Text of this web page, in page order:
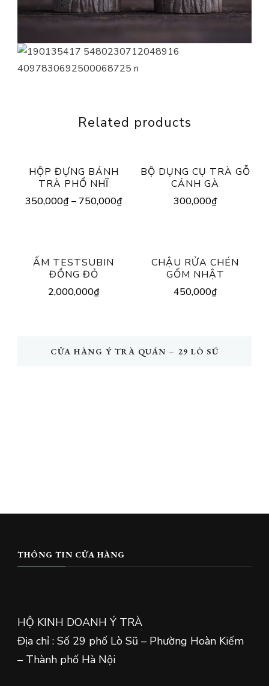
Related products
HỘP ĐỰNG BÁNH
TRÀ PHỔ NHĨ
350,000₫– 750,000₫
BỘ DỤNG CỤ TRÀ GỖ
CÁNH GÀ
300,000₫
ẤM TESTSUBIN
ĐỒNG ĐỎ
2,000,000₫
CHẬU RỬA CHÉN
GỐM NHẬT
450,000₫
CỬA HÀNG Ý TRÀ QUÁN – 29 LÒ SŨ
THÔNG TIN CỬA HÀNG
HỘ KINH DOANH Ý TRÀ
Địa chỉ : Số 29 phố Lò Sũ – Phường Hoàn Kiếm
– Thành phố Hà Nội